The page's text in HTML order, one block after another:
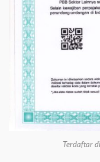
Terdaftar